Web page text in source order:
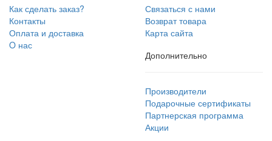
Как сделать заказ?
Контакты
Оплата и доставка
O нас
Связаться с нами
Возврат товара
Карта сайта
Дополнительно
Производители
Подарочные сертификаты
Партнерская программа
Акции